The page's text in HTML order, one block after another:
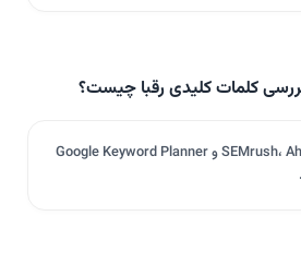
ابزارهایی مثل SEMrush، Ahrefs، Moz و Google Keyword Planner